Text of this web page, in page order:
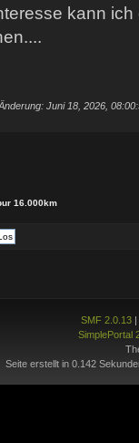
kann
Juni 18, 2026,
16.000km
SMF 2.0.13|
SimplePortal
Seite erstellt in 0.142